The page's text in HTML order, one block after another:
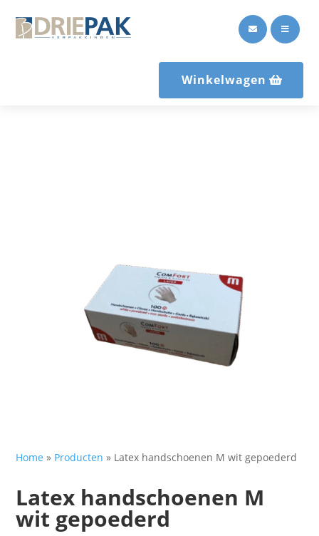
 
Winkelwagen
Home » Producten » Latex handschoenen M wit gepoederd
Latex handschoenen M
wit gepoederd